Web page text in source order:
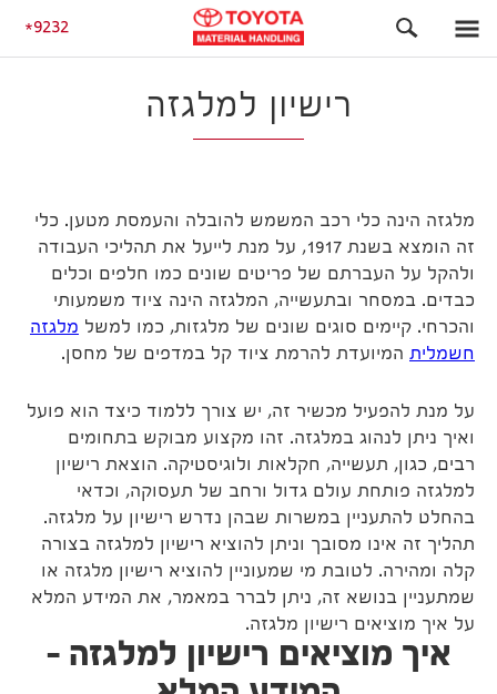
9232 מאמרים רישיון למלגזה
רישיון למלגזה
מלגזה הינה כלי רכב המשמש להובלה והעמסת מטען. כלי
זה הומצא בשנת 1917, על מנת לייעל את תהליכי העבודה
ולהקל על העברתם של פריטים שונים כמו חלפים וכלים
כבדים. במסחר ובתעשייה, המלגזה הינה ציוד משמעותי
והכרחי. קיימים סוגים שונים של מלגזות, כמו למשל מלגזה
חשמלית המיועדת להרמת ציוד קל במדפים של מחסן.
על מנת להפעיל מכשיר זה, יש צורך ללמוד כיצד הוא פועל
ואיך ניתן לנהוג במלגזה. זהו מקצוע מבוקש בתחומים
רבים, כגון, תעשייה, חקלאות ולוגיסטיקה. הוצאת רישיון
למלגזה פותחת עולם גדול ורחב של תעסוקה, וכדאי
בהחלט להתעניין במשרות שבהן נדרש רישיון על מלגזה.
תהליך זה אינו מסובך וניתן להוציא רישיון למלגזה בצורה
קלה ומהירה. לטובת מי שמעוניין להוציא רישיון מלגזה או
שמתעניין בנושא זה, ניתן לברר במאמר, את המידע המלא
על איך מוציאים רישיון מלגזה.
איך מוציאים רישיון למלגזה –